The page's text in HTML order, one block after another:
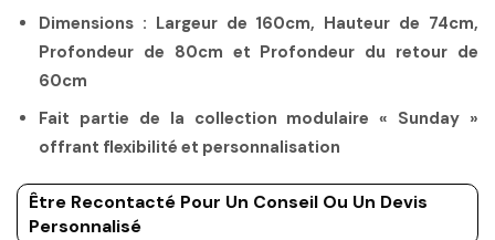
Dimensions : Largeur de 160cm, Hauteur de 74cm,
Profondeur de 80cm et Profondeur du retour de
60cm
Fait partie de la collection modulaire « Sunday »
offrant flexibilité et personnalisation
Être Recontacté Pour Un Conseil Ou Un Devis
Personnalisé